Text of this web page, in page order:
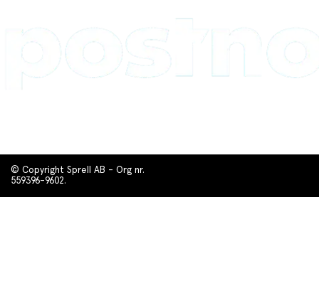
© Copyright Sprell AB - Org nr.
559396-9602.